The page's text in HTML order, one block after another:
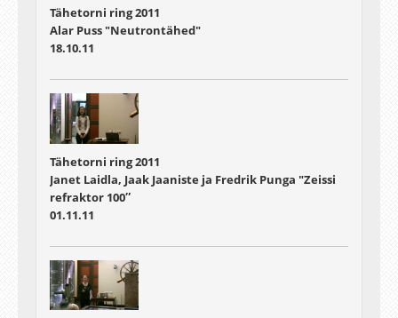
Tähetorni ring 2011
Alar Puss "Neutrontähed"
18.10.11
Tähetorni ring 2011
Janet Laidla, Jaak Jaaniste ja Fredrik Punga "Zeissi
refraktor 100″
01.11.11